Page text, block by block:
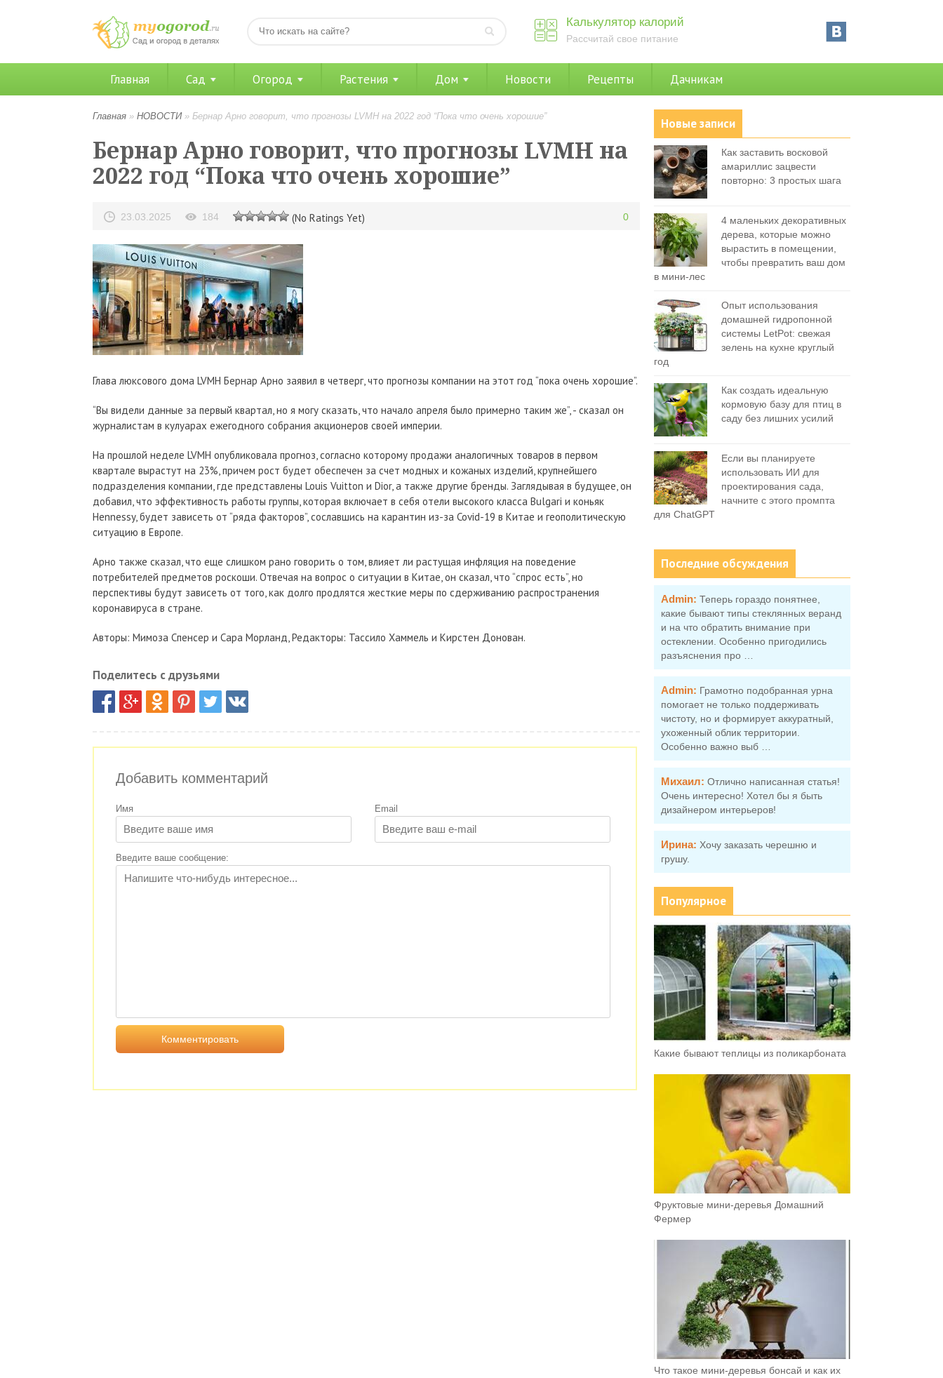
Калькулятор калорий
Рассчитай свое питание
Главная Сад Огород Растения Дом Новости Рецепты Дачникам
Главная » НОВОСТИ» Бернар Арно говорит, что прогнозы LVMH на 2022 год “Пока что очень хорошие”
Бернар Арно говорит, что прогнозы LVMH на
2022 год “Пока что очень хорошие”
23.03.2025 184 (No Ratings Yet) 0
Глава люксового дома LVMH Бернар Арно заявил в четверг, что прогнозы компании на этот год “пока очень хорошие”.
“Вы видели данные за первый квартал, но я могу сказать, что начало апреля было примерно таким же”, - сказал он
журналистам в кулуарах ежегодного собрания акционеров своей империи.
На прошлой неделе LVMH опубликовала прогноз, согласно которому продажи аналогичных товаров в первом
квартале вырастут на 23%, причем рост будет обеспечен за счет модных и кожаных изделий, крупнейшего
подразделения компании, где представлены Louis Vuitton и Dior, а также другие бренды. Заглядывая в будущее, он
добавил, что эффективность работы группы, которая включает в себя отели высокого класса Bulgari и коньяк
Hennessy, будет зависеть от “ряда факторов”, сославшись на карантин из-за Covid-19 в Китае и геополитическую
ситуацию в Европе.
Арно также сказал, что еще слишком рано говорить о том, влияет ли растущая инфляция на поведение
потребителей предметов роскоши. Отвечая на вопрос о ситуации в Китае, он сказал, что “спрос есть”, но
перспективы будут зависеть от того, как долго продлятся жесткие меры по сдерживанию распространения
коронавируса в стране.
Авторы: Мимоза Спенсер и Сара Морланд, Редакторы: Тассило Хаммель и Кирстен Донован.
Поделитесь с друзьями
Добавить комментарий
Имя Email
Введите ваше сообщение:
Новые записи
Как заставить восковой
амариллис зацвести
повторно: 3 простых шага
4 маленьких декоративных
дерева, которые можно
вырастить в помещении,
чтобы превратить ваш дом
в мини-лес
Опыт использования
домашней гидропонной
системы LetPot: свежая
зелень на кухне круглый
год
Как создать идеальную
кормовую базу для птиц в
саду без лишних усилий
Если вы планируете
использовать ИИ для
проектирования сада,
начните с этого промпта
для ChatGPT
Последние обсуждения
Admin: Теперь гораздо понятнее,
какие бывают типы стеклянных веранд
и на что обратить внимание при
остеклении. Особенно пригодились
разъяснения про …
Admin: Грамотно подобранная урна
помогает не только поддерживать
чистоту, но и формирует аккуратный,
ухоженный облик территории.
Особенно важно выб …
Михаил: Отлично написанная статья!
Очень интересно! Хотел бы я быть
дизайнером интерьеров!
Ирина: Хочу заказать черешню и
грушу.
Популярное
Какие бывают теплицы из поликарбоната
Фруктовыe мини-деревья Домашний
Фермер
Что такое мини-деревья бонсай и как их